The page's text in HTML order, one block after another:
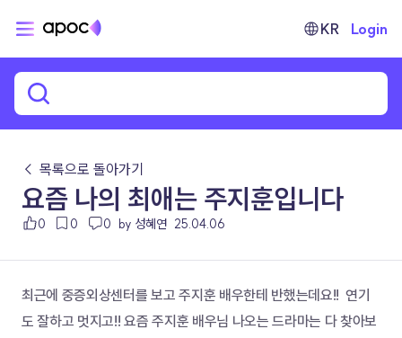
KR Login
← 목록으로 돌아가기
요즘 나의 최애는 주지훈입니다
0 0 0 by 성혜연 25.04.06
최근에 중증외상센터를 보고 주지훈 배우한테 반했는데요!!  연기
도 잘하고 멋지고!! 요즘 주지훈 배우님 나오는 드라마는 다 찾아보